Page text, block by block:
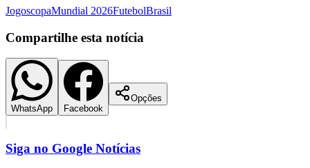
Corinthians
JogoscopaMundial 2026FutebolBrasil
Compartilhe esta notícia
WhatsApp Facebook
Opções
Siga no Google Notícias